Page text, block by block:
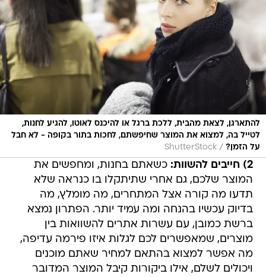
להתארגן, לצאת מהבית, ללכת ברגל או להיכנס לאוטו, להגיע לחנות,
לטייל בה, למצוא את המוצר שחיפשתם, לחכות בתור בקופה - לא חבל
על הזמן? /
ShutterStock
2) חייבים להשוות:
כשאתם בחנות, ומחפשים את
המוצר שלכם, גם אחרי שתיתקלו בו כנראה שלא
תדעו מה קורה אצל המתחרים, מה מומלץ, מה
בדיוק עכשיו בהנחה ומה עמיד יותר. הפתרון נמצא
ברשת כמובן, עם עשרות אתרים להשוואות בין
מוצרים, שמאפשרים לכם לגלות איזו פירמה עדיפה,
מה אפשר למצוא בהתאם למחיר שאתם מוכנים
ויכולים לשלם, אילו ביקורות קיבל המוצר המדובר